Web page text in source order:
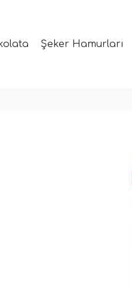
Şeker Hamurları